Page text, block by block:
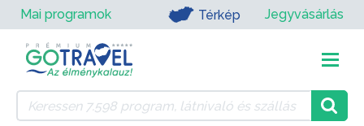
Mai programok Térkép Jegyvásárlás